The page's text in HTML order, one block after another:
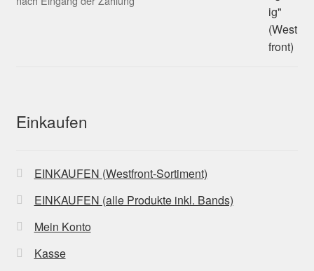
Einkaufen
EINKAUFEN (Westfront-Sortiment)
EINKAUFEN (alle Produkte inkl. Bands)
Mein Konto
Kasse